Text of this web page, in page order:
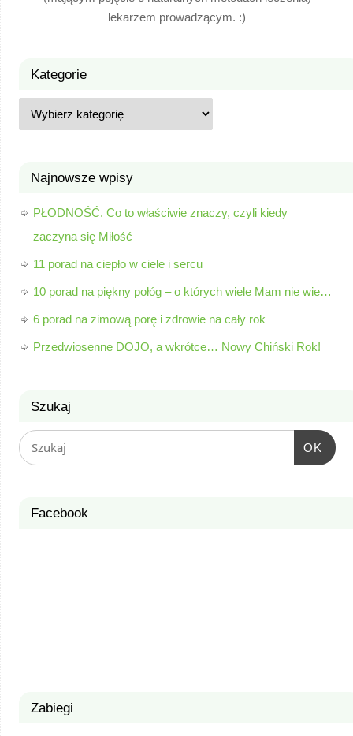
lekarzem prowadzącym. :)
Kategorie
Najnowsze wpisy
PŁODNOŚĆ. Co to właściwie znaczy, czyli kiedy
zaczyna się Miłość
11 porad na ciepło w ciele i sercu
10 porad na piękny połóg – o których wiele Mam nie wie…
6 porad na zimową porę i zdrowie na cały rok
Przedwiosenne DOJO, a wkrótce… Nowy Chiński Rok!
Szukaj
OK
Facebook
Zabiegi